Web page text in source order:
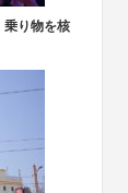
乗り物を核